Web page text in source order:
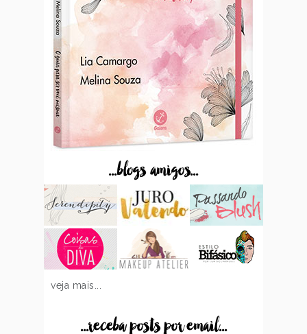
...blogs amigos...
veja mais...
...receba posts por email...